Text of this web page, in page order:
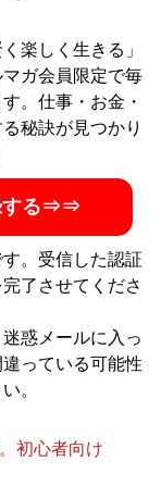
ン情報から世の中
女性が本当に求め
楽しく生きる」
ガ会員限定で毎
。仕事・お金・
秘訣が見つかり
する⇒⇒
。受信した認証
了させてくださ
惑メールに入っ
っている可能性
。
初心者向け